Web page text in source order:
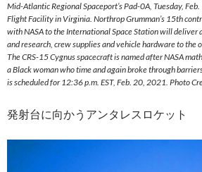
Mid-Atlantic Regional Spaceport’s Pad-0A, Tuesday,
Flight Facility in Virginia. Northrop Grumman’s 15th
with NASA to the International Space Station will deliver
and research, crew supplies and vehicle hardware to the
The CRS-15 Cygnus spacecraft is named after NASA
a Black woman who time and again broke through
is scheduled for 12:36 p.m. EST, Feb. 20, 2021. Photo
発射台に向かうアンタレスロケット